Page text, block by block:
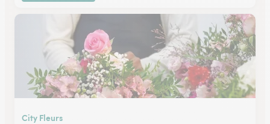
City Fleurs